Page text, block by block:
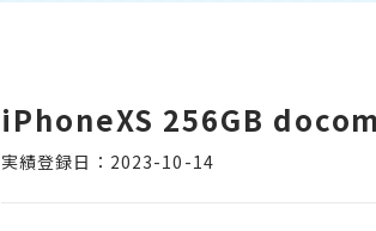
iPhoneXS 256GB
実績登録日：2023-10-14